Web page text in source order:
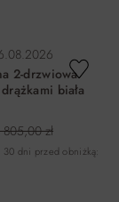
2-drzwiowa
biała
805,00 zł
30 dni przed obniżką: